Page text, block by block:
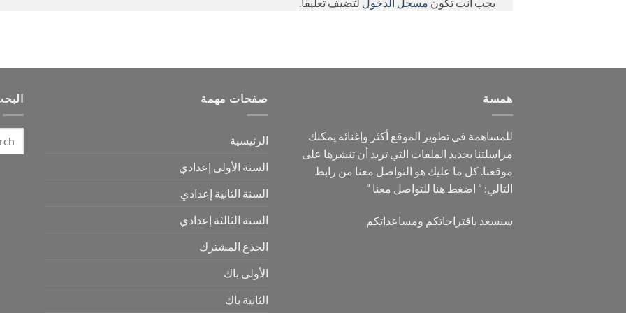
همسة
للمساهمة في تطوير الموقع أكثر وإغنائه يمكنك
مراسلتنا بجديد الملفات التي تريد أن تنشرها على
موقعنا. كل ما عليك هو التواصل معنا من رابط
التالي: ” اضغط هنا للتواصل معنا ”
سنسعد باقتراحاتكم ومساعداتكم
صفحات مهمة
الرئيسية
السنة الأولى إعدادي
السنة الثانية إعدادي
السنة الثالثة إعدادي
الجذع المشترك
الأولى باك
الثانية باك